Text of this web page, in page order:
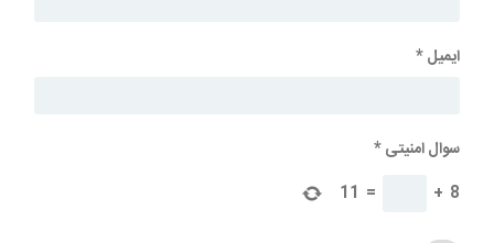
ایمیل*
سوال امنیتی*
8
+
=
11